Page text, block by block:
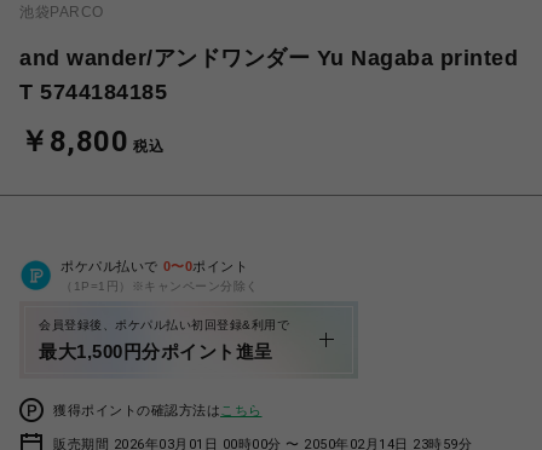
池袋PARCO
and wander/アンドワンダー Yu Nagaba printed
T 5744184185
￥8,800 税込
ポケパル払いで 0〜0ポイント
（1P=1円）※キャンペーン分除く
会員登録後、ポケパル払い初回登録&利用で
最大1,500円分ポイント進呈
獲得ポイントの確認方法は こちら
販売期間 2026年03月01日 00時00分 〜 2050年02月14日 23時59分